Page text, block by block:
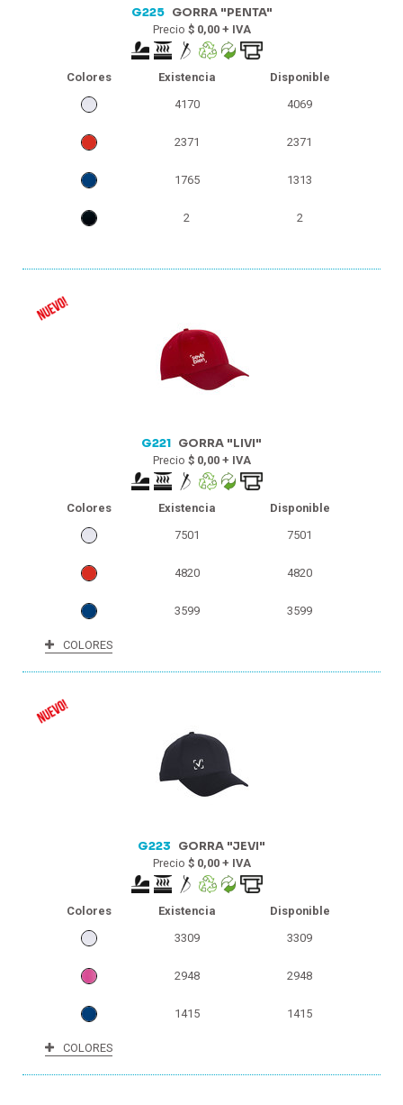
G225 GORRA "PENTA"
Precio $ 0,00 + IVA
Colores Existencia
Disponible
4170
4069
2371 2371
1765 1313
2 2
G221 GORRA "LIVI"
Precio $ 0,00 + IVA
Colores Existencia
Disponible
7501
7501
4820 4820
3599 3599
COLORES
G223 GORRA "JEVI"
Precio $ 0,00 + IVA
Colores Existencia
Disponible
3309
3309
2948 2948
1415 1415
COLORES